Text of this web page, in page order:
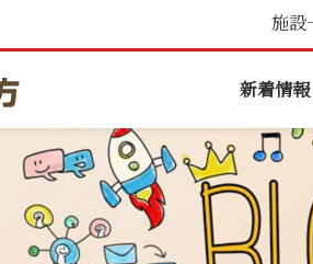
施設
新着情報